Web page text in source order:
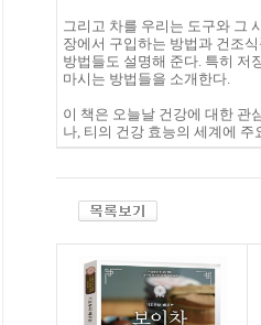
그리고 차를 우리는 도구와 그
장에서 구입하는 방법과 건조
방법들도 설명해 준다. 특히 저
마시는 방법들을 소개한다.
이 책은 오늘날 건강에 대한 관
나, 티의 건강 효능의 세계에